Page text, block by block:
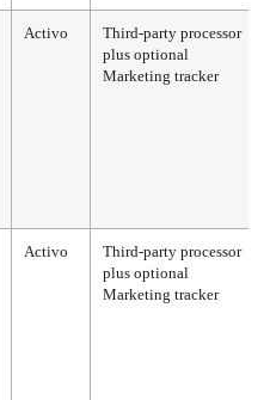
Activo
Third-party processor
plus optional
Marketing tracker
Activo
Third-party processor
plus optional
Marketing tracker